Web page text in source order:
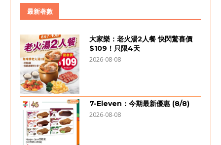
最新著數
大家樂：老火湯2人餐 快閃驚喜價
$109！只限4天
2026-08-08
7-Eleven：今期最新優惠 (8/8)
2026-08-08